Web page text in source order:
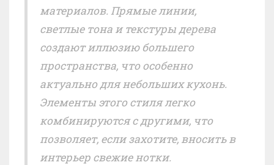
материалов. Прямые линии,
светлые тона и текстуры дерева
создают иллюзию большего
пространства, что особенно
актуально для небольших кухонь.
Элементы этого стиля легко
комбинируются с другими, что
позволяет, если захотите, вносить в
интерьер свежие нотки.